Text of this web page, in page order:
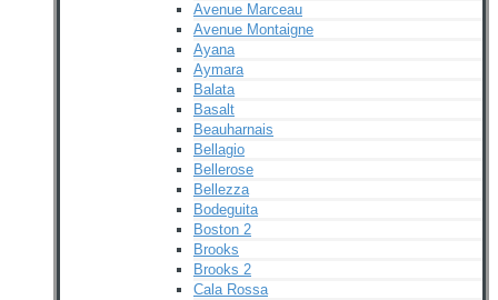
Avenue Marceau
Avenue Montaigne
Ayana
Aymara
Balata
Basalt
Beauharnais
Bellagio
Bellerose
Bellezza
Bodeguita
Boston 2
Brooks
Brooks 2
Cala Rossa